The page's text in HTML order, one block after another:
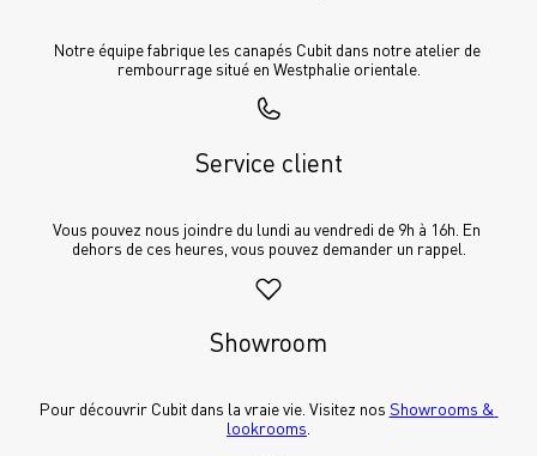
Notre équipe fabrique les canapés Cubit dans notre atelier de
rembourrage situé en Westphalie orientale.
Service client
Vous pouvez nous joindre du lundi au vendredi de 9h à 16h. En
dehors de ces heures, vous pouvez demander un rappel.
Showroom
Pour découvrir Cubit dans la vraie vie. Visitez nos Showrooms &
lookrooms